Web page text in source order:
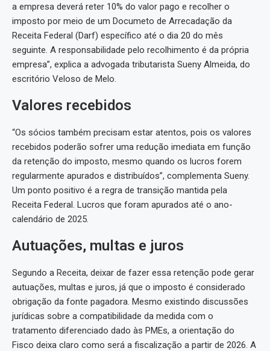
a empresa deverá reter 10% do valor pago e recolher o
imposto por meio de um Documeto de Arrecadação da
Receita Federal (Darf) específico até o dia 20 do mês
seguinte. A responsabilidade pelo recolhimento é da própria
empresa”, explica a advogada tributarista Sueny Almeida, do
escritório Veloso de Melo.
Valores recebidos
“Os sócios também precisam estar atentos, pois os valores
recebidos poderão sofrer uma redução imediata em função
da retenção do imposto, mesmo quando os lucros forem
regularmente apurados e distribuídos”, complementa Sueny.
Um ponto positivo é a regra de transição mantida pela
Receita Federal. Lucros que foram apurados até o ano-
calendário de 2025.
Autuações, multas e juros
Segundo a Receita, deixar de fazer essa retenção pode gerar
autuações, multas e juros, já que o imposto é considerado
obrigação da fonte pagadora. Mesmo existindo discussões
jurídicas sobre a compatibilidade da medida com o
tratamento diferenciado dado às PMEs, a orientação do
Fisco deixa claro como será a fiscalização a partir de 2026. A